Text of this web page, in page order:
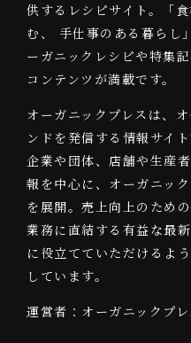
供するレシピサイト。「
む、 手仕事のある暮らし
ーガニックレシピや特集
コンテンツが満載です。
オーガニックプレスは、
ンドを発信する情報サイ
企業や団体、店舗や生産
報を中心に、オーガニッ
を展開。売上向上のため
業務に直結する有益な最
に役立てていただけるよ
しています。
運営者：オーガニックプ